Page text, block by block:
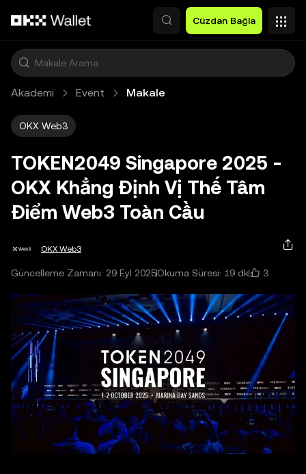
Cüzdan Bağla
Akademi Event Makale
OKX Web3
TOKEN2049 Singapore 2025 -
OKX Khẳng Định Vị Thế Tâm
Điểm Web3 Toàn Cầu
OKX Web3
Güncelleme Zamanı: 29 Eyl 2025Okuma Süresi: 19 dk 3